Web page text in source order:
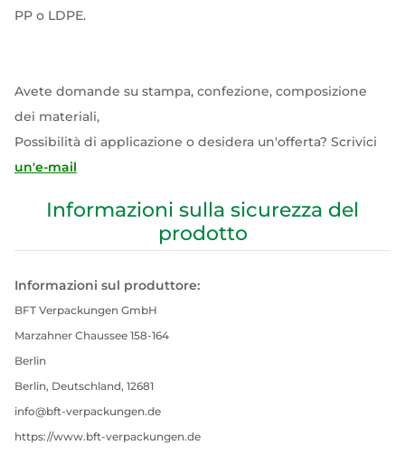
PP o LDPE.
Avete domande su stampa, confezione, composizione
dei materiali,
Possibilità di applicazione o desidera un'offerta? Scrivici
un'e-mail
Informazioni sulla sicurezza del
prodotto
Informazioni sul produttore:
BFT Verpackungen GmbH
Marzahner Chaussee 158-164
Berlin
Berlin, Deutschland, 12681
info@bft-verpackungen.de
https://www.bft-verpackungen.de